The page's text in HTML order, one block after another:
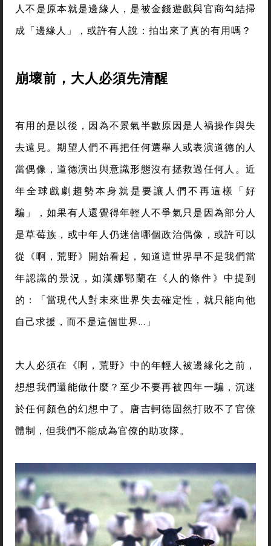
人不是原本就是邊緣人，是被金錢遊戲與官商勾結掃
成「邊緣人」，或許有人說：拍出來了真的有用嗎？
崩壞前，大人必須先清醒
有用的是以後，因為不景氣半數原因是人禍操作與失
去遠見。期望人們不再把任何選舉人或表演道德的人
當偶像，道德演出與意識形態沒有拯救過任何人。近
年全球戲劇趨勢本身就是要讓人們不再這樣「好
騙」，如果有人還覺得年輕人不爭氣只是因為部分人
是草莓族，或中年人仍迷信哪個政治偶像，或許可以
從《啊，荒野》開始看起，知道這世界早不是我們當
年認識的景況，如漢娜鄂蘭在《人的條件》中提到
的：「當現代人對未來世界失去確定性，就只能向他
自己求援，而不是這個世界…」
大人必須在《啊，荒野》中的年輕人被邊緣化之前，
想想我們還能做什麼？至少不要再被四年一騙，沉迷
於任何顏色的幻想中了。唐吉軻德固然打敗不了官僚
體制，但我們不能成為官僚的助攻隊。